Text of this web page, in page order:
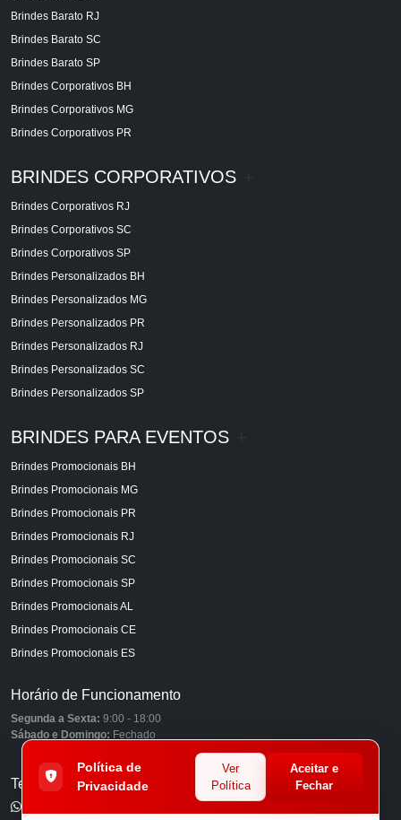
Brindes Barato RJ
Brindes Barato SC
Brindes Barato SP
Brindes Corporativos BH
Brindes Corporativos MG
Brindes Corporativos PR
BRINDES CORPORATIVOS
Brindes Corporativos RJ
Brindes Corporativos SC
Brindes Corporativos SP
Brindes Personalizados BH
Brindes Personalizados MG
Brindes Personalizados PR
Brindes Personalizados RJ
Brindes Personalizados SC
Brindes Personalizados SP
BRINDES PARA EVENTOS
Brindes Promocionais BH
Brindes Promocionais MG
Brindes Promocionais PR
Brindes Promocionais RJ
Brindes Promocionais SC
Brindes Promocionais SP
Brindes Promocionais AL
Brindes Promocionais CE
Brindes Promocionais ES
Horário de Funcionamento
Segunda a Sexta: 9:00 - 18:00
Sábado e Domingo: Fechado
Telefones
Política de
Privacidade
Ver
Política
Aceitar e
Fechar